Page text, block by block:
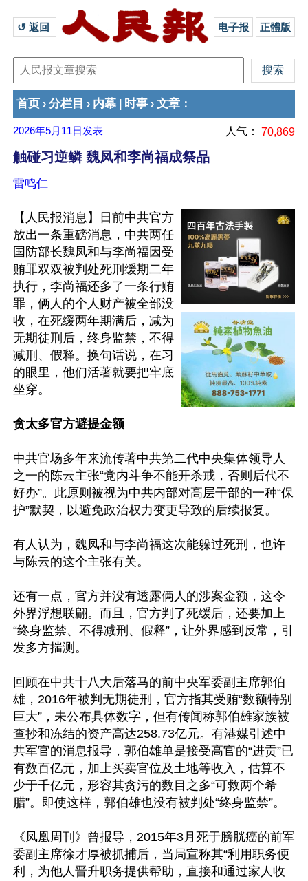
↺ 返回 电子报 正體版
首页 › 分栏目 › 内幕 时事 › 文章 ：
2026年5月11日 发表 人气： 70,869
触碰习逆鳞 魏凤和李尚福成祭品
雷鸣仁
【人民报消息】日前中共官方
放出一条重磅消息，中共两任
国防部长魏凤和与李尚福因受
贿罪双双被判处死刑缓期二年
执行，李尚福还多了一条行贿
罪，俩人的个人财产被全部没
收，在死缓两年期满后，减为
无期徒刑后，终身监禁，不得
减刑、假释。换句话说，在习
的眼里，他们活著就要把牢底
坐穿。
贪太多官方避提金额
中共官场多年来流传著中共第二代中央集体领导人
之一的陈云主张“党内斗争不能开杀戒，否则后代不
好办”。此原则被视为中共内部对高层干部的一种“保
护”默契，以避免政治权力变更导致的后续报复。
有人认为，魏凤和与李尚福这次能躲过死刑，也许
与陈云的这个主张有关。
还有一点，官方并没有透露俩人的涉案金额，这令
外界浮想联翩。而且，官方判了死缓后，还要加上
“终身监禁、不得减刑、假释”，让外界感到反常，引
发多方揣测。
回顾在中共十八大后落马的前中央军委副主席郭伯
雄，2016年被判无期徒刑，官方指其受贿“数额特别
巨大”，未公布具体数字，但有传闻称郭伯雄家族被
查抄和冻结的资产高达258.73亿元。有港媒引述中
共军官的消息报导，郭伯雄单是接受高官的“进贡”已
有数百亿元，加上买卖官位及土地等收入，估算不
少于千亿元，形容其贪污的数目之多“可救两个希
腊”。即使这样，郭伯雄也没有被判处“终身监禁”。
《凤凰周刊》曾报导，2015年3月死于膀胱癌的前军
委副主席徐才厚被抓捕后，当局宣称其“利用职务便
利，为他人晋升职务提供帮助，直接和通过家人收